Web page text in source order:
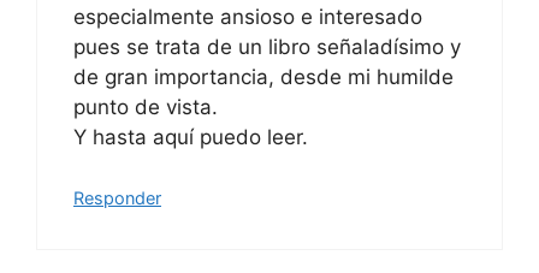
especialmente ansioso e interesado
pues se trata de un libro señaladísimo y
de gran importancia, desde mi humilde
punto de vista.
Y hasta aquí puedo leer.
Responder